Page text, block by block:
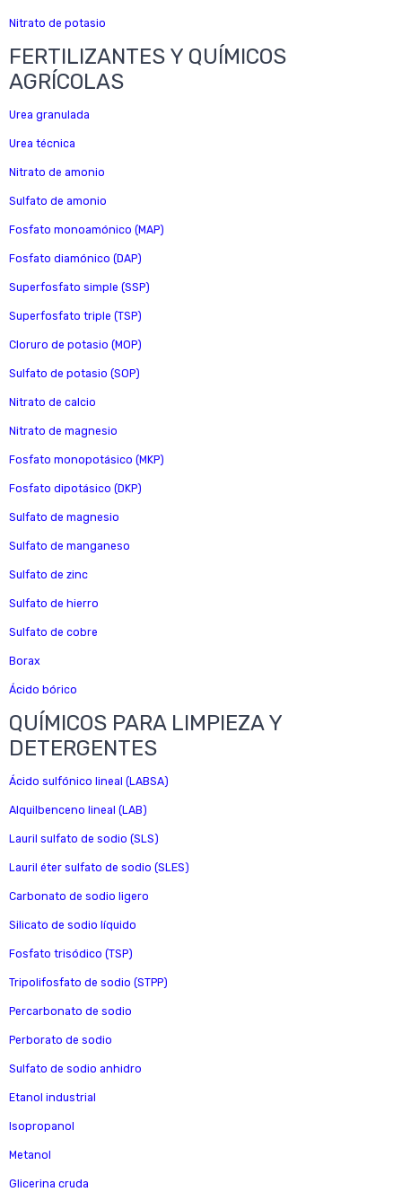
Nitrato de potasio
FERTILIZANTES Y QUÍMICOS
AGRÍCOLAS
Urea granulada
Urea técnica
Nitrato de amonio
Sulfato de amonio
Fosfato monoamónico (MAP)
Fosfato diamónico (DAP)
Superfosfato simple (SSP)
Superfosfato triple (TSP)
Cloruro de potasio (MOP)
Sulfato de potasio (SOP)
Nitrato de calcio
Nitrato de magnesio
Fosfato monopotásico (MKP)
Fosfato dipotásico (DKP)
Sulfato de magnesio
Sulfato de manganeso
Sulfato de zinc
Sulfato de hierro
Sulfato de cobre
Borax
Ácido bórico
QUÍMICOS PARA LIMPIEZA Y
DETERGENTES
Ácido sulfónico lineal (LABSA)
Alquilbenceno lineal (LAB)
Lauril sulfato de sodio (SLS)
Lauril éter sulfato de sodio (SLES)
Carbonato de sodio ligero
Silicato de sodio líquido
Fosfato trisódico (TSP)
Tripolifosfato de sodio (STPP)
Percarbonato de sodio
Perborato de sodio
Sulfato de sodio anhidro
Etanol industrial
Isopropanol
Metanol
Glicerina cruda